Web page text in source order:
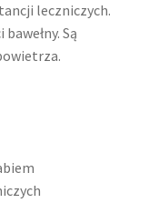
leczniczych.
Są